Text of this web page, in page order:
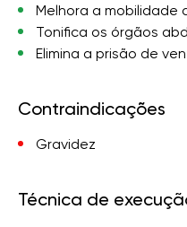
Melhora a mobilidade
Tonifica os órgãos
Elimina a prisão de
Contraindicações
Gravidez
Técnica de